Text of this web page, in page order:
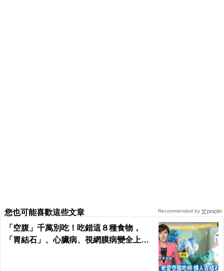
您也可能喜歡這些文章
「空腹」千萬別吃！吃錯這８種食物，
「胃結石」、心臟病、視網膜病變全上身
Recommended by